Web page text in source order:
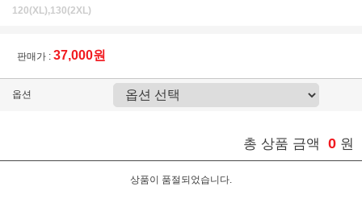
120(XL),130(2XL)
판매가 : 37,000원
옵션
총 상품 금액 0 원
상품이 품절되었습니다.